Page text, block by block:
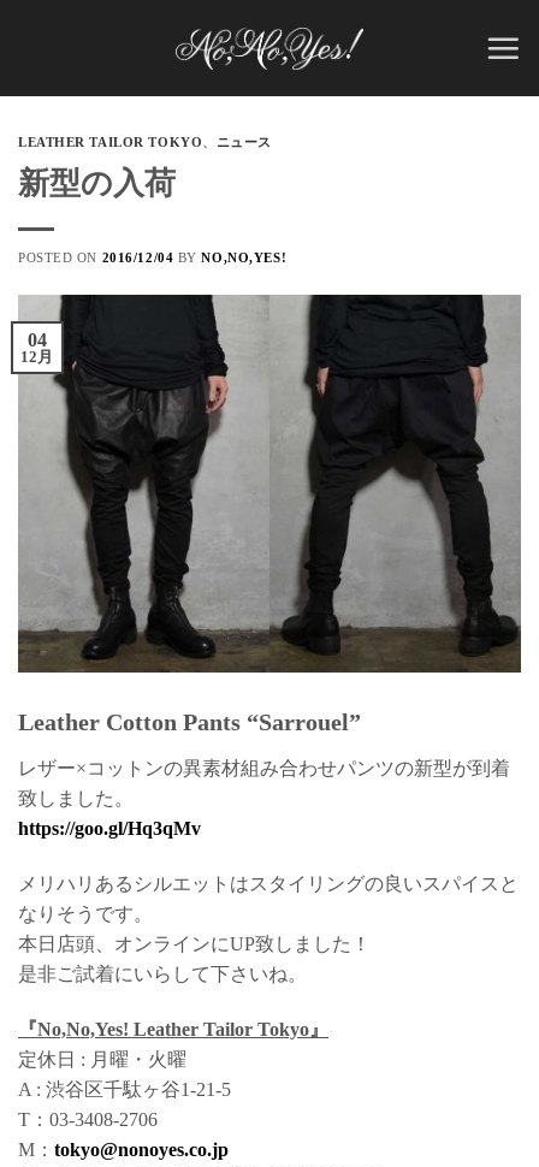
LEATHER TAILOR TOKYO、 ニュース
新型の入荷
POSTED ON 2016/12/04 BYNO,NO,YES!
04
12月
Leather Cotton Pants “Sarrouel”
レザー×コットンの異素材組み合わせパンツの新型が到着
致しました。
https://goo.gl/Hq3qMv
メリハリあるシルエットはスタイリングの良いスパイスと
なりそうです。
本日店頭、オンラインにUP致しました！
是非ご試着にいらして下さいね。
『No,No,Yes! Leather Tailor Tokyo』
定休日 : 月曜・火曜
A : 渋谷区千駄ヶ谷1-21-5
T：03-3408-2706
M： tokyo@nonoyes.co.jp